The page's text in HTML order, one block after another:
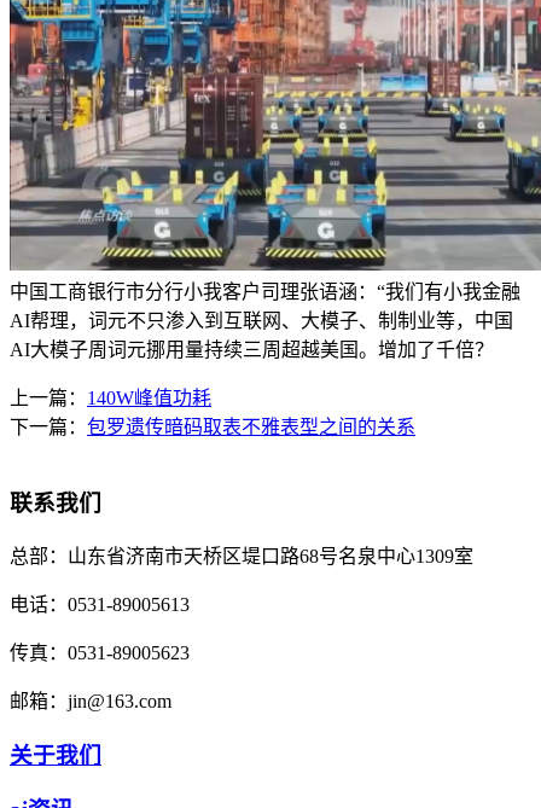
中国工商银行市分行小我客户司理张语涵：“我们有小我金融
AI帮理，词元不只渗入到互联网、大模子、制制业等，中国
AI大模子周词元挪用量持续三周超越美国。增加了千倍？
上一篇： 140W峰值功耗
下一篇： 包罗遗传暗码取表不雅表型之间的关系
联系我们
总部： 山东省济南市天桥区堤口路68号名泉中心1309室
电话： 0531-89005613
传真： 0531-89005623
邮箱： jin@163.com
关于我们